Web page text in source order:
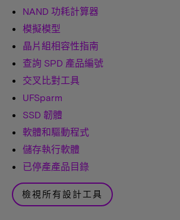
NAND 功耗計算器
模擬模型
晶片組相容性指南
查詢 SPD 產品編號
交叉比對工具
UFSparm
SSD 韌體
軟體和驅動程式
儲存執行軟體
已停產產品目錄
檢視所有設計工具